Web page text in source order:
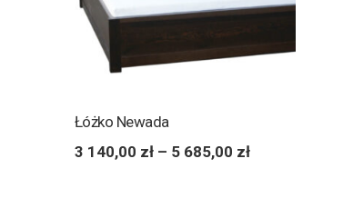
Łóżko Newada
3 140,00 zł – 5 685,00 zł